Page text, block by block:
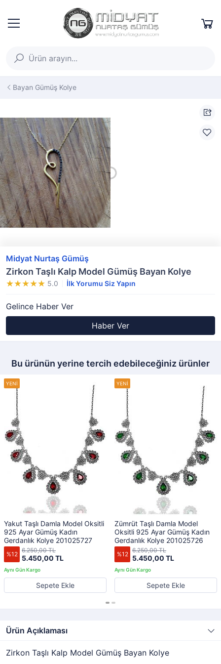
Bayan Gümüş Kolye
Midyat Nurtaş Gümüş
Zirkon Taşlı Kalp Model Gümüş Bayan Kolye
5.0 İlk Yorumu Siz Yapın
Gelince Haber Ver
Haber Ver
Bu ürünün yerine tercih edebileceğiniz ürünler
Yakut Taşlı Damla Model Oksitli
925 Ayar Gümüş Kadın
Gerdanlık Kolye 201025727
%12 5.450,00 TL
6.250,00 TL
Sepete Ekle
Zümrüt Taşlı Damla Model
Oksitli 925 Ayar Gümüş Kadın
Gerdanlık Kolye 201025726
%12 5.450,00 TL
6.250,00 TL
Sepete Ekle
Ürün Açıklaması
Zirkon Taşlı Kalp Model Gümüş Bayan Kolye